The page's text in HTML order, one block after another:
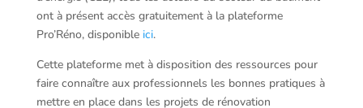
ont à présent accès gratuitement à la plateforme
Pro’Réno, disponible ici.
Cette plateforme met à disposition des ressources pour
faire connaître aux professionnels les bonnes pratiques à
mettre en place dans les projets de rénovation